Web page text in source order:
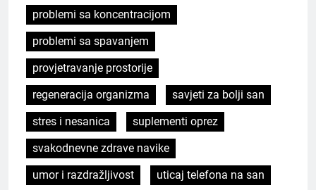
problemi sa koncentracijom
problemi sa spavanjem
provjetravanje prostorije
regeneracija organizma
savjeti za bolji san
stres i nesanica
suplementi oprez
svakodnevne zdrave navike
umor i razdražljivost
uticaj telefona na san